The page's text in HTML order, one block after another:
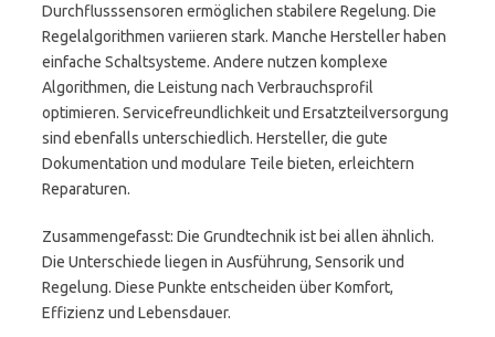
Durchflusssensoren ermöglichen stabilere Regelung. Die
Regelalgorithmen variieren stark. Manche Hersteller haben
einfache Schaltsysteme. Andere nutzen komplexe
Algorithmen, die Leistung nach Verbrauchsprofil
optimieren. Servicefreundlichkeit und Ersatzteilversorgung
sind ebenfalls unterschiedlich. Hersteller, die gute
Dokumentation und modulare Teile bieten, erleichtern
Reparaturen.
Zusammengefasst: Die Grundtechnik ist bei allen ähnlich.
Die Unterschiede liegen in Ausführung, Sensorik und
Regelung. Diese Punkte entscheiden über Komfort,
Effizienz und Lebensdauer.